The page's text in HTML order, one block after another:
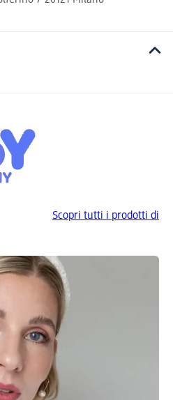
Scopri tutti i prodotti di